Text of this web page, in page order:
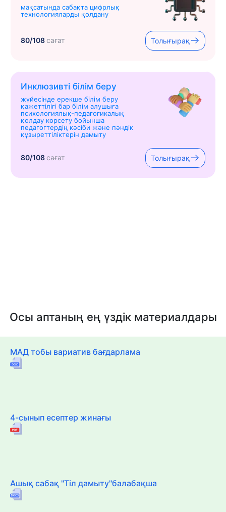
мақсатында сабақта цифрлық
технологияларды қолдану
80/108сағат Толығырақ
Инклюзивті білім беру
жүйесінде ерекше білім беру
қажеттілігі бар білім алушыға
психологиялық-педагогикалық
қолдау көрсету бойынша
педагогтердің кәсіби және пәндік
құзыреттіліктерін дамыту
80/108сағат Толығырақ
Осы аптаның ең үздік материалдары
МАД тобы вариатив бағдарлама
4-сынып есептер жинағы
Ашық сабақ "Тіл дамыту"балабақша